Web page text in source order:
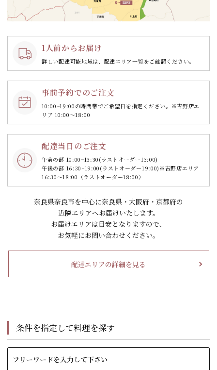
1人前からお届け
詳しい配達可能地域は、配達エリア一覧をご確認ください。
事前予約でのご注文
10:00~19:00の時間帯でご希望日を指定ください。 ※吉野店エ
リア 10:00～18:00
配達当日のご注文
午前の部 10:00~13:30(ラストオーダー13:00)
午後の部 16:30~19:00(ラストオーダー19:00)※吉野店エリア
16:30～18:00（ラストオーダー18:00）
奈良県奈良市を中心に奈良県・大阪府・京都府の
近隣エリアへお届けいたします。
お届けエリアは目安となりますので、
お気軽にお問い合わせください。
配達エリアの詳細を見る
条件を指定して料理を探す